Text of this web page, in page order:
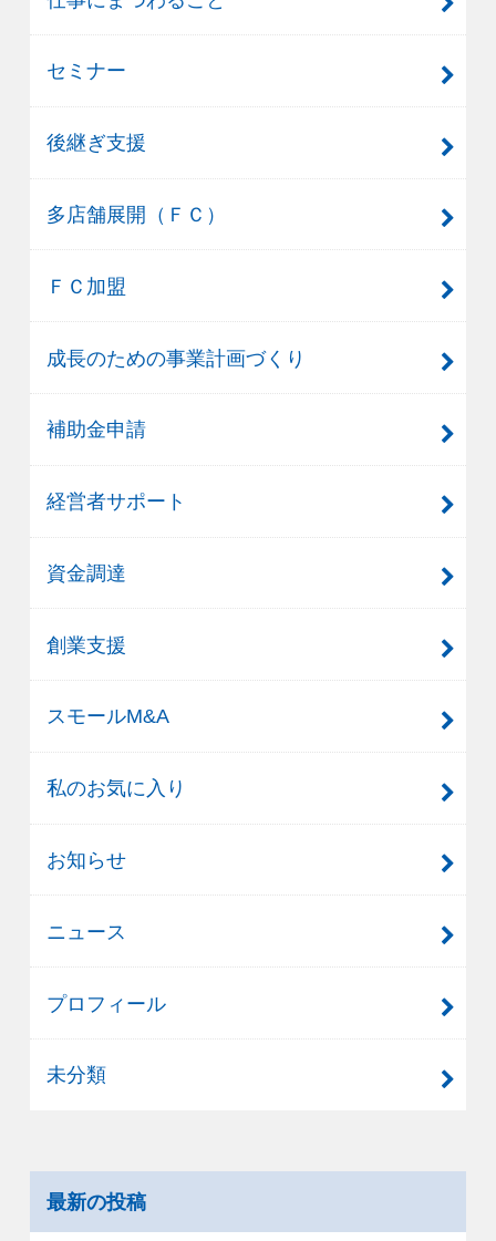
セミナー
後継ぎ支援
多店舗展開（ＦＣ）
ＦＣ加盟
成長のための事業計画づくり
補助金申請
経営者サポート
資金調達
創業支援
スモールM&A
私のお気に入り
お知らせ
ニュース
プロフィール
未分類
最新の投稿